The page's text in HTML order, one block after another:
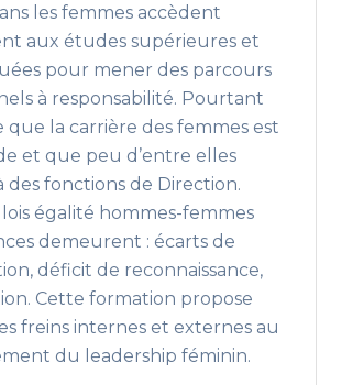
les femmes accèdent
aux études supérieures et
pour mener des parcours
à responsabilité. Pourtant
que la carrière des femmes est
et que peu d’entre elles
des fonctions de Direction.
égalité hommes-femmes
demeurent : écarts de
déficit de reconnaissance,
Cette formation propose
freins internes et externes au
du leadership féminin.